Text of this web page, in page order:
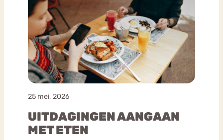
25 mei, 2026
UITDAGINGEN AANGAAN
MET ETEN